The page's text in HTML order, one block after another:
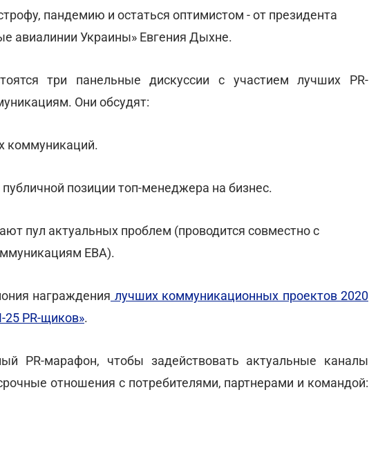
пандемию и остаться оптимистом - от президента
авиалинии Украины» Евгения Дыхне.
три панельные дискуссии с участием лучших PR-
Они обсудят:
коммуникаций.
позиции топ-менеджера на бизнес.
пул актуальных проблем (проводится совместно с
ЕВА).
награждения лучших коммуникационных проектов 2020
25 PR-щиков».
PR-марафон, чтобы задействовать актуальные каналы
отношения с потребителями, партнерами и командой: